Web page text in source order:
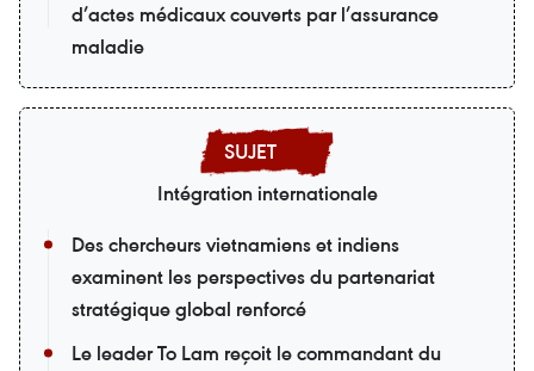
d’actes médicaux couverts par l’assurance
maladie
Intégration internationale
Des chercheurs vietnamiens et indiens
examinent les perspectives du partenariat
stratégique global renforcé
Le leader To Lam reçoit le commandant du